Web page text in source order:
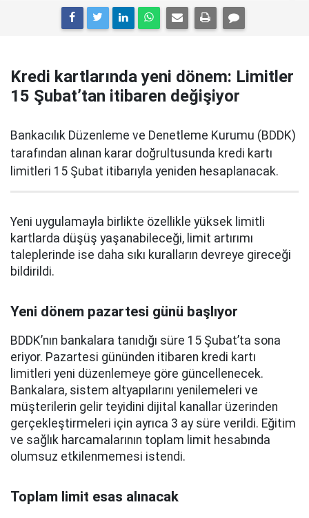
Kredi kartlarında yeni dönem: Limitler
15 Şubat’tan itibaren değişiyor
Bankacılık Düzenleme ve Denetleme Kurumu (BDDK)
tarafından alınan karar doğrultusunda kredi kartı
limitleri 15 Şubat itibarıyla yeniden hesaplanacak.
Yeni uygulamayla birlikte özellikle yüksek limitli
kartlarda düşüş yaşanabileceği, limit artırımı
taleplerinde ise daha sıkı kuralların devreye gireceği
bildirildi.
Yeni dönem pazartesi günü başlıyor
BDDK’nın bankalara tanıdığı süre 15 Şubat’ta sona
eriyor. Pazartesi gününden itibaren kredi kartı
limitleri yeni düzenlemeye göre güncellenecek.
Bankalara, sistem altyapılarını yenilemeleri ve
müşterilerin gelir teyidini dijital kanallar üzerinden
gerçekleştirmeleri için ayrıca 3 ay süre verildi. Eğitim
ve sağlık harcamalarının toplam limit hesabında
olumsuz etkilenmemesi istendi.
Toplam limit esas alınacak